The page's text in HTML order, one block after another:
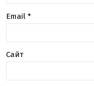
Email *
Сайт